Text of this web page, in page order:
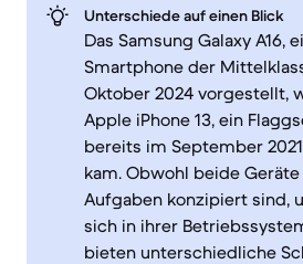
Unterschiede auf einen Blick
Das Samsung Galaxy A16,
Smartphone der
Oktober 2024 vorgestellt,
Apple iPhone 13, ein
bereits im September
kam. Obwohl beide
Aufgaben konzipiert sind,
sich in ihrer
bieten unterschiedliche